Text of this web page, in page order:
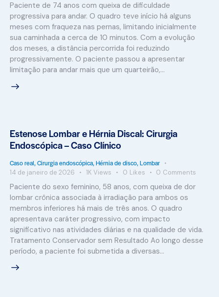
Paciente de 74 anos com queixa de dificuldade
progressiva para andar. O quadro teve início há alguns
meses com fraqueza nas pernas, limitando inicialmente
sua caminhada a cerca de 10 minutos. Com a evolução
dos meses, a distância percorrida foi reduzindo
progressivamente. O paciente passou a apresentar
limitação para andar mais que um quarteirão,…
Estenose Lombar e Hérnia Discal: Cirurgia
Endoscópica – Caso Clínico
Caso real,Cirurgia endoscópica,Hérnia de disco,Lombar
14 de janeiro de 2026 1K Views 0 Likes 0 Comments
Paciente do sexo feminino, 58 anos, com queixa de dor
lombar crônica associada à irradiação para ambos os
membros inferiores há mais de três anos. O quadro
apresentava caráter progressivo, com impacto
significativo nas atividades diárias e na qualidade de vida.
Tratamento Conservador sem Resultado Ao longo desse
período, a paciente foi submetida a diversas…